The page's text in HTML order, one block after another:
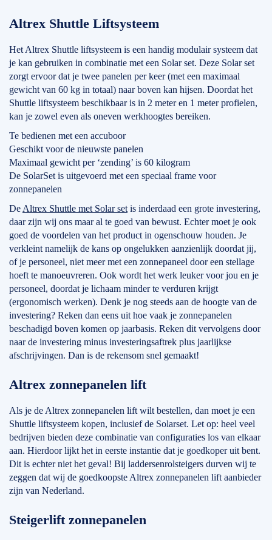
Altrex Shuttle Liftsysteem
Het Altrex Shuttle liftsysteem is een handig modulair systeem dat
je kan gebruiken in combinatie met een Solar set. Deze Solar set
zorgt ervoor dat je twee panelen per keer (met een maximaal
gewicht van 60 kg in totaal) naar boven kan hijsen. Doordat het
Shuttle liftsysteem beschikbaar is in 2 meter en 1 meter profielen,
kan je zowel even als oneven werkhoogtes bereiken.
Te bedienen met een accuboor
Geschikt voor de nieuwste panelen
Maximaal gewicht per ‘zending’ is 60 kilogram
De SolarSet is uitgevoerd met een speciaal frame voor
zonnepanelen
De Altrex Shuttle met Solar set is inderdaad een grote investering,
daar zijn wij ons maar al te goed van bewust. Echter moet je ook
goed de voordelen van het product in ogenschouw houden. Je
verkleint namelijk de kans op ongelukken aanzienlijk doordat jij,
of je personeel, niet meer met een zonnepaneel door een stellage
hoeft te manoeuvreren. Ook wordt het werk leuker voor jou en je
personeel, doordat je lichaam minder te verduren krijgt
(ergonomisch werken). Denk je nog steeds aan de hoogte van de
investering? Reken dan eens uit hoe vaak je zonnepanelen
beschadigd boven komen op jaarbasis. Reken dit vervolgens door
naar de investering minus investeringsaftrek plus jaarlijkse
afschrijvingen. Dan is de rekensom snel gemaakt!
Altrex zonnepanelen lift
Als je de Altrex zonnepanelen lift wilt bestellen, dan moet je een
Shuttle liftsysteem kopen, inclusief de Solarset. Let op: heel veel
bedrijven bieden deze combinatie van configuraties los van elkaar
aan. Hierdoor lijkt het in eerste instantie dat je goedkoper uit bent.
Dit is echter niet het geval! Bij laddersenrolsteigers durven wij te
zeggen dat wij de goedkoopste Altrex zonnepanelen lift aanbieder
zijn van Nederland.
Steigerlift zonnepanelen